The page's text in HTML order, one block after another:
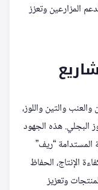
المزارعين وتعزز
والتين واللوز،
البجلي. هذه الجهود
المستدامة “ريف”
الإنتاج، الحفاظ
وتعزيز